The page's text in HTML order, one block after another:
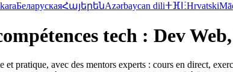
БеларускаяՀայերենAzərbaycan diliⵜⴼⵏⵗHrvatski
tech : Dev
et pratique, avec des mentors experts : cours en direct,